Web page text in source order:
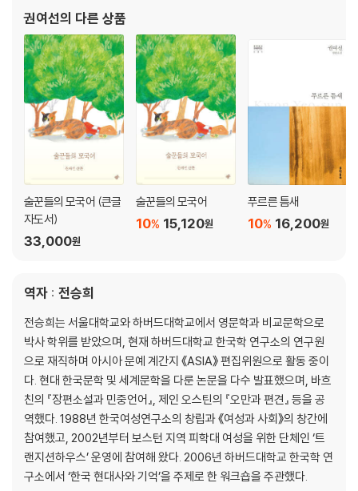
권여선의 다른 상품
술꾼들의 모국어 (큰글
자도서)
33,000원
술꾼들의 모국어
15,120원
10%
푸르른 틈새
16,200원
10%
역자 : 전승희
전승희는 서울대학교와 하버드대학교에서 영문학과 비교문학으로
박사 학위를 받았으며, 현재 하버드대학교 한국학 연구소의 연구원
으로 재직하며 아시아 문예 계간지 《ASIA》 편집위원으로 활동 중이
다. 현대 한국문학 및 세계문학을 다룬 논문을 다수 발표했으며, 바흐
친의 『장편소설과 민중언어』, 제인 오스틴의 『오만과 편견』 등을 공
역했다. 1988년 한국여성연구소의 창립과 《여성과 사회》의 창간에
참여했고, 2002년부터 보스턴 지역 피학대 여성을 위한 단체인 ‘트
랜지션하우스’ 운영에 참여해 왔다. 2006년 하버드대학교 한국학 연
구소에서 ‘한국 현대사와 기억’을 주제로 한 워크숍을 주관했다.